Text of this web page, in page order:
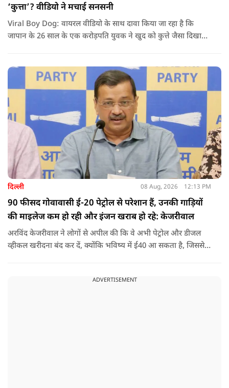
‘कुत्ता’? वीडियो ने मचाई सनसनी
Viral Boy Dog: वायरल वीडियो के साथ दावा किया जा रहा है कि
जापान के 26 साल के एक करोड़पति युवक ने खुद को कुत्ते जैसा दिखाने
करवाईं और अब वह कुत्ते की तरह दिखने, चलने और रहने की कोशिश
करता है.
दिल्ली 08 Aug, 2026 12:13 PM
90 फीसद गोवावासी ई-20 पेट्रोल से परेशान हैं, उनकी गाड़ियों
की माइलेज कम हो रही और इंजन खराब हो रहे: केजरीवाल
अरविंद केजरीवाल ने लोगों से अपील की कि वे अभी पेट्रोल और डीजल
व्हीकल खरीदना बंद कर दें, क्योंकि भविष्य में ई40 आ सकता है, जिससे
ADVERTISEMENT